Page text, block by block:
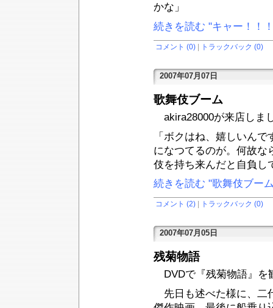
かな」
続きを読む "キャー！！
コメント (0) トラックバック (0)
2007年07月07日
歌舞伎ブーム
akira28000が来店しま
「ボクはね、嬉しいん
になつてるのが。何故な
伎を持ち来んだと自負し
続きを読む "歌舞伎ブー
コメント (2) トラックバック (0)
2007年07月05日
残菊物語
DVDで『残菊物語』を
先日も述べた様に、二